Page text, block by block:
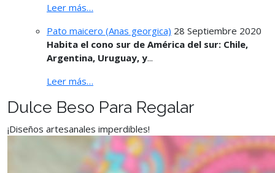
Leer más…
Pato maicero (Anas georgica) 28 Septiembre 2020
Habita el cono sur de América del sur: Chile,
Argentina, Uruguay, y...
Leer más…
Dulce Beso Para Regalar
¡Diseños artesanales imperdibles!